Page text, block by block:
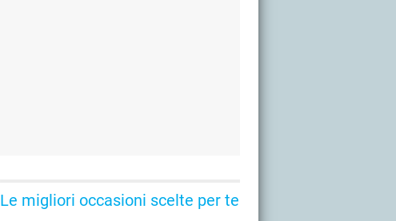
Le migliori occasioni scelte per te